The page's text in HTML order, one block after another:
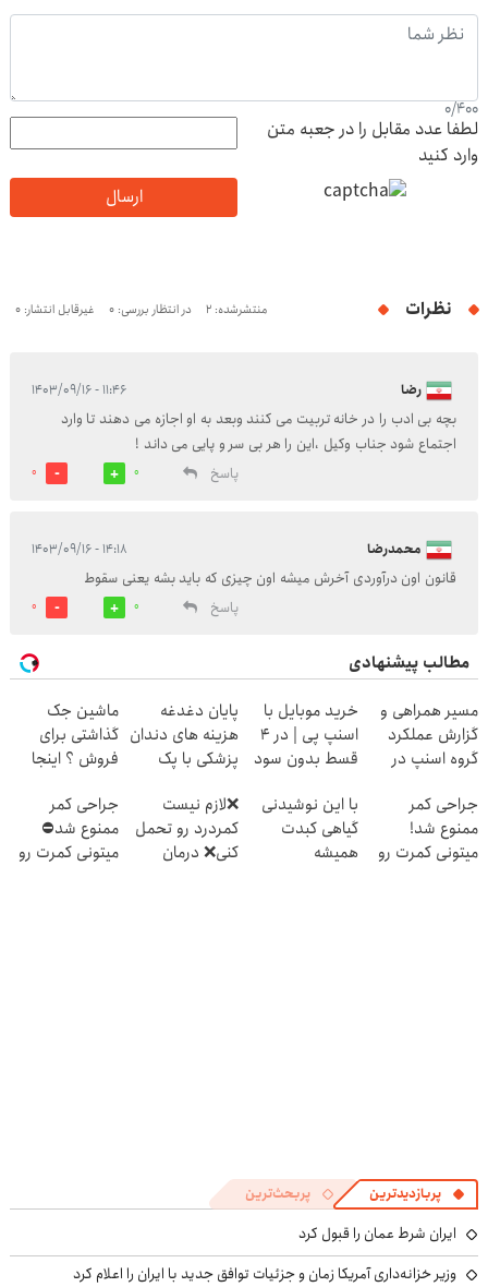
0/400
لطفا عدد مقابل را در جعبه متن
وارد کنید
ارسال
نظرات منتشرشده: 2 در انتظار بررسی: 0 غیرقابل انتشار: 0
رضا ۱۱:۴۶ - ۱۴۰۳/۰۹/۱۶
بچه بی ادب را در خانه تربیت می کنند وبعد به او اجازه می دهند تا وارد
اجتماع شود جناب وکیل ،این را هر بی سر و پایی می داند !
پاسخ
0
0
محمدرضا ۱۴:۱۸ - ۱۴۰۳/۰۹/۱۶
قانون اون درآوردی آخرش میشه اون چیزی که باید بشه یعنی سقوط
پاسخ
0
0
مطالب پیشنهادی
مسیر همراهی و
گزارش عملکرد
گروه اسنپ در
خرید موبایل با
اسنپ پی | در ۴
قسط بدون سود
پایان دغدغه
هزینه های دندان
پزشکی با پک
خانگی
ماشین جک
گذاشتی برای
فروش ؟ اینجا
بفروش
جراحی کمر
ممنوع شد!
میتونی کمرت رو
با این نوشیدنی
گیاهی کبدت
همیشه
❌لازم نیست
کمردرد رو تحمل
کنی❌ درمان
جراحی کمر
ممنوع شد⛔
میتونی کمرت رو
پربازدیدترین پربحث‌ترین
ایران شرط عمان را قبول کرد
وزیر خزانه‌داری آمریکا زمان و جزئیات توافق جدید با ایران را اعلام کرد